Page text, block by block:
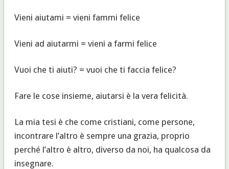
Vieni aiutami = vieni fammi felice
Vieni ad aiutarmi = vieni a farmi felice
Vuoi che ti aiuti? = vuoi che ti faccia felice?
Fare le cose insieme, aiutarsi è la vera felicità.
La mia tesi è che come cristiani, come persone,
incontrare l’altro è sempre una grazia, proprio
perché l’altro è altro, diverso da noi, ha qualcosa da
insegnare.